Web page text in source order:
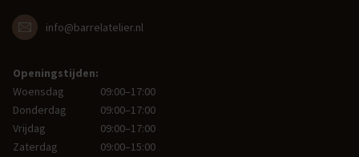
info@barrelatelier.nl
Openingstijden:
Woensdag
09:00–17:00
Donderdag
09:00–17:00
Vrijdag
09:00–17:00
Zaterdag
09:00–15:00